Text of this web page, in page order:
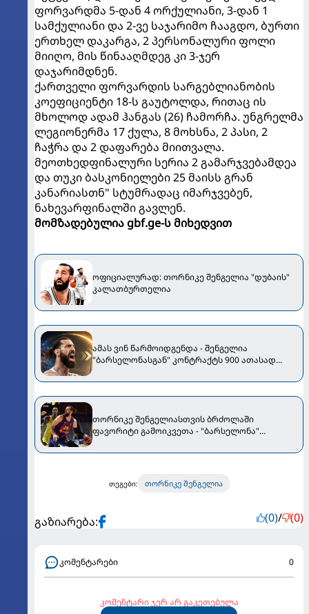
ფორვარდმა 5-დან 4 ორქულიანი, 3-დან 1
სამქულიანი და 2-ვე საჯარიმო ჩააგდო, ბურთი
ერთხელ დაკარგა, 2 პერსონალური ფოლი
მიიღო, მის წინააღმდეგ კი 3-ჯერ
დაჯარიმდნენ.
ქართველი ფორვარდის სარგებლიანობის
კოეფიციენტი 18-ს გაუტოლდა, რითაც ის
მხოლოდ ადამ ჰანგას (26) ჩამორჩა. უნგრელმა
ლეგიონერმა 17 ქულა, 8 მოხსნა, 2 პასი, 2
ჩაჭრა და 2 დაფარება მიითვალა.
მეოთხედფინალური სერია 2 გამარჯვებამდეა
და თუკი ბასკონიელები 25 მაისს გრან
კანარიასთნ" სტუმრადაც იმარჯვებენ,
ნახევარფინალში გავლენ.
მომზადებულია gbf.ge-ს მიხედვით
ოფიციალურად: თორნიკე შენგელია "დუბაის"
კალათბურთელია
ამას ვინ წარმოიდგენდა - შენგელია
"ბარსელონასგან" კონტრაქტს 900 ათასად
თორნიკე შენგელიასთვის ბრძოლაში
ფავორიტი გამოიკვეთა - "ბარსელონა"
თეგები: თორნიკე შენგელია
გაზიარება: (0)/ (0)
კომენტარები 0
კომენტარი ჯერ არ გაკეთებულა